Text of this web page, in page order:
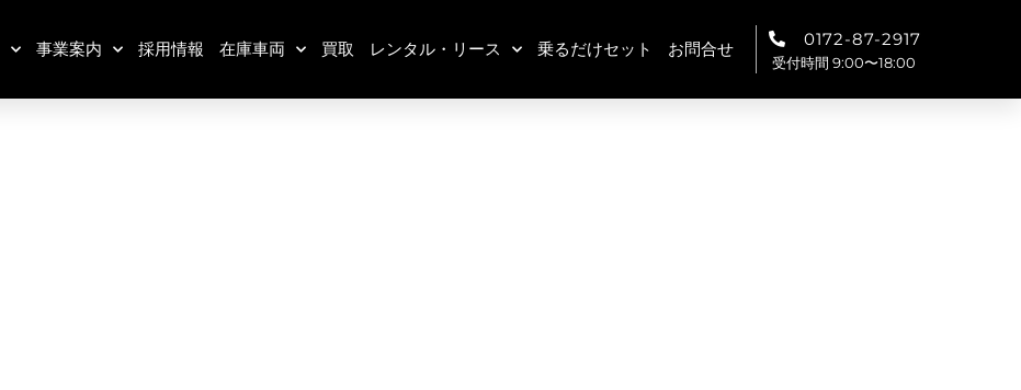
事業案内 採用情報 在庫車両 買取 レンタル・リース 乗るだけセット お問合せ 0172-87-2917
受付時間 9:00〜18:00